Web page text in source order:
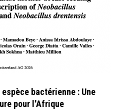
bactérienne : Une
pour l'Afrique